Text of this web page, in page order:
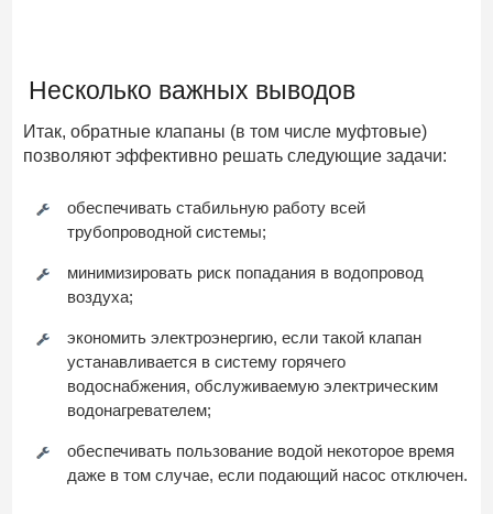
Несколько важных выводов
Итак, обратные клапаны (в том числе муфтовые)
позволяют эффективно решать следующие задачи:
обеспечивать стабильную работу всей
трубопроводной системы;
минимизировать риск попадания в водопровод
воздуха;
экономить электроэнергию, если такой клапан
устанавливается в систему горячего
водоснабжения, обслуживаемую электрическим
водонагревателем;
обеспечивать пользование водой некоторое время
даже в том случае, если подающий насос отключен.